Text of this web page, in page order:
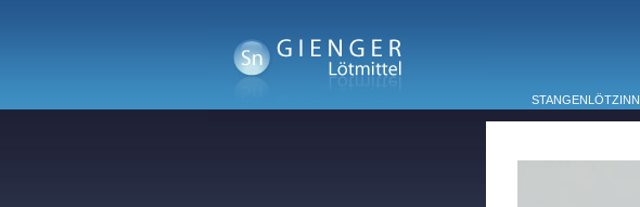
STANGENLÖTZINN.
Stangenlötzinn Weichlot